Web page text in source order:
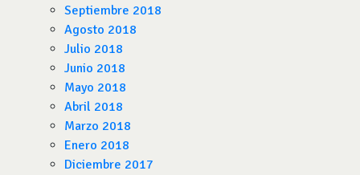
Septiembre 2018
Agosto 2018
Julio 2018
Junio 2018
Mayo 2018
Abril 2018
Marzo 2018
Enero 2018
Diciembre 2017